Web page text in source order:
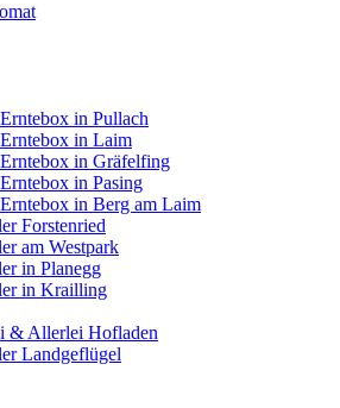
in Pullach
in Laim
in Gräfelfing
in Pasing
in Berg am Laim
Forstenried
am Westpark
in Planegg
in Krailling
& Allerlei Hofladen
Landgeflügel